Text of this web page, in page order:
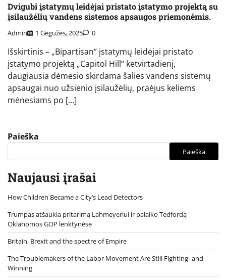
Dvigubi įstatymų leidėjai pristato įstatymo projektą su
įsilaužėlių vandens sistemos apsaugos priemonėmis.
Admin 1 Gegužės, 2025 0
Išskirtinis – „Bipartisan“ įstatymų leidėjai pristato
įstatymo projektą „Capitol Hill“ ketvirtadienį,
daugiausia dėmesio skirdama šalies vandens sistemų
apsaugai nuo užsienio įsilaužėlių, praėjus keliems
mėnesiams po […]
Paieška
Paieška
Naujausi įrašai
How Children Became a City’s Lead Detectors
Trumpas atšaukia pritarimą Lahmeyeriui ir palaiko Tedfordą
Oklahomos GOP lenktynėse
Britain, Brexit and the spectre of Empire
The Troublemakers of the Labor Movement Are Still Fighting–and
Winning